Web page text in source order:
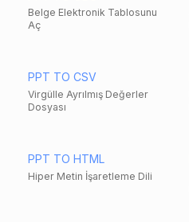
Belge Elektronik Tablosunu
Aç
PPT TO CSV
Virgülle Ayrılmış Değerler
Dosyası
PPT TO HTML
Hiper Metin İşaretleme Dili